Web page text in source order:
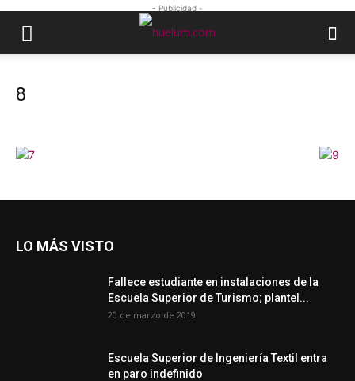
- Publicidad -
8
LO MÁS VISTO
Fallece estudiante en instalaciones de la
Escuela Superior de Turismo; plantel...
20 de marzo de 2019
Escuela Superior de Ingeniería Textil entra
en paro indefinido